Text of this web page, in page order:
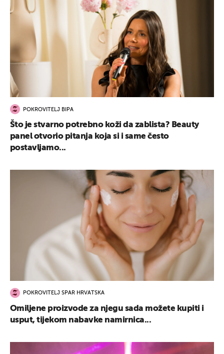
POKROVITELJ BIPA
Što je stvarno potrebno koži da zablista? Beauty
panel otvorio pitanja koja si i same često
postavljamo...
POKROVITELJ SPAR HRVATSKA
Omiljene proizvode za njegu sada možete kupiti i
usput, tijekom nabavke namirnica...